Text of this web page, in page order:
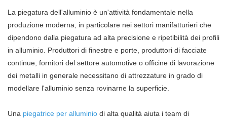
La piegatura dell'alluminio è un'attività fondamentale nella
produzione moderna, in particolare nei settori manifatturieri che
dipendono dalla piegatura ad alta precisione e ripetibilità dei profili
in alluminio. Produttori di finestre e porte, produttori di facciate
continue, fornitori del settore automotive o officine di lavorazione
dei metalli in generale necessitano di attrezzature in grado di
modellare l'alluminio senza rovinarne la superficie.
Una piegatrice per alluminio di alta qualità aiuta i team di